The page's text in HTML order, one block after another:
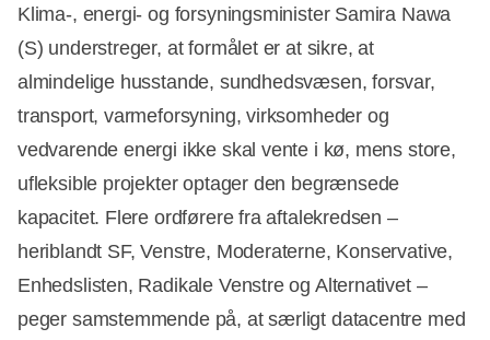
Klima-, energi- og forsyningsminister Samira Nawa
(S) understreger, at formålet er at sikre, at
almindelige husstande, sundhedsvæsen, forsvar,
transport, varmeforsyning, virksomheder og
vedvarende energi ikke skal vente i kø, mens store,
ufleksible projekter optager den begrænsede
kapacitet. Flere ordførere fra aftalekredsen –
heriblandt SF, Venstre, Moderaterne, Konservative,
Enhedslisten, Radikale Venstre og Alternativet –
peger samstemmende på, at særligt datacentre med